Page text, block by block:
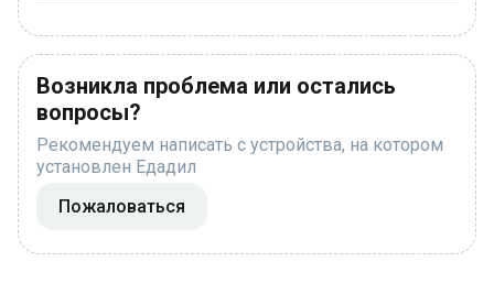
Возникла проблема или остались
вопросы?
Рекомендуем написать с устройства, на котором
установлен Едадил
Пожаловаться